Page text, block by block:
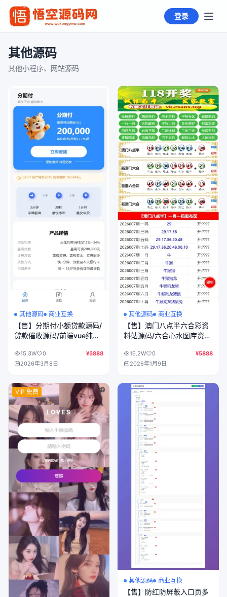
登录
其他源码
其他小程序、网站源码
其他源码 商业互换
【售】分期付小额贷款源码/
贷款催收源码/前端vue纯源
15.3W 0
¥5888
2026年3月8日
其他源码 商业互换
【售】澳门八点半六合彩资
料站源码/六合心水图库资
html+后端PHP
16.2W 0
¥5888
2026年1月9日
VIP 免费
其他源码 商业互换
【售】防红防屏蔽入口页多